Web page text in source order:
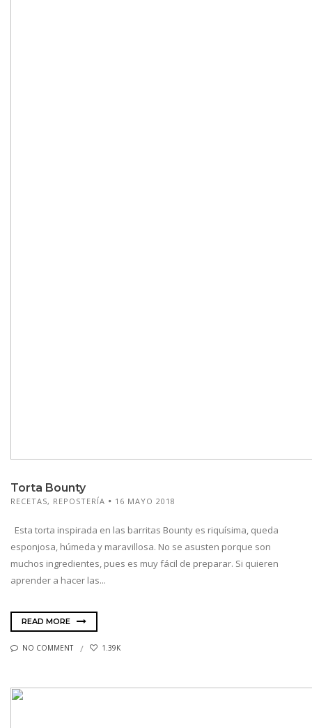
Torta Bounty
RECETAS, REPOSTERÍA 16 MAYO 2018
Esta torta inspirada en las barritas Bounty es riquísima, queda
esponjosa, húmeda y maravillosa. No se asusten porque son
muchos ingredientes, pues es muy fácil de preparar. Si quieren
aprender a hacer las...
READ MORE
NO COMMENT 1.39K